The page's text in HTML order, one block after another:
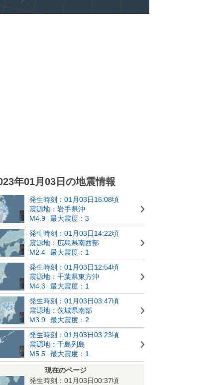
年01月03日の地震情報
発生時刻：01月03日16:08頃
震源地：岩手県沖
M4.9
最大震度：3
発生時刻：01月03日14:22頃
震源地：広島県南西部
M2.4
最大震度：1
発生時刻：01月03日12:54頃
震源地：千葉県東方沖
M4.3
最大震度：1
発生時刻：01月03日03:47頃
震源地：茨城県南部
M3.9
最大震度：2
発生時刻：01月03日03:23頃
震源地：千島列島
M5.5
最大震度：1
現在のページ
発生時刻：01月03日00:37頃